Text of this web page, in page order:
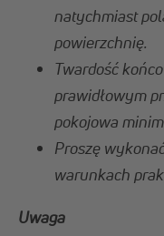
natychmiast
powierzchnię.
Twardość
prawidłowym
pokojowa
Proszę
warunkach
Uwaga